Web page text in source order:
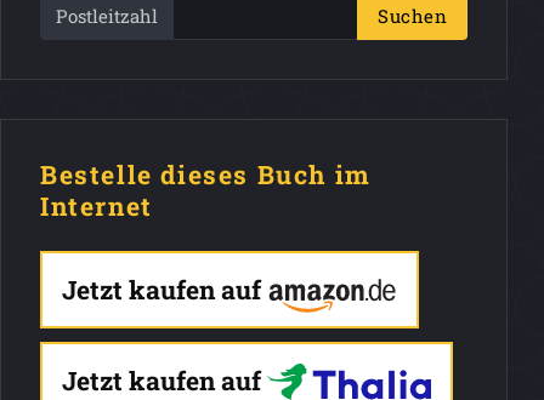
Postleitzahl Suchen
Bestelle dieses Buch im
Internet
Jetzt kaufen auf
Jetzt kaufen auf